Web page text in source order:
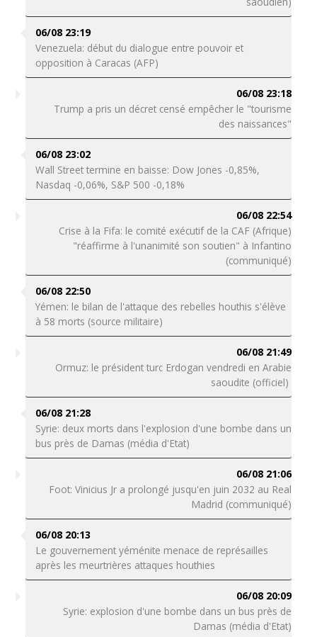
06/08 23:19
Venezuela: début du dialogue entre pouvoir et
opposition à Caracas (AFP)
06/08 23:18
Trump a pris un décret censé empêcher le "tourisme
des naissances"
06/08 23:02
Wall Street termine en baisse: Dow Jones -0,85%,
Nasdaq -0,06%, S&P 500 -0,18%
06/08 22:54
Crise à la Fifa: le comité exécutif de la CAF (Afrique)
"réaffirme à l'unanimité son soutien" à Infantino
(communiqué)
06/08 22:50
Yémen: le bilan de l'attaque des rebelles houthis s'élève
à 58 morts (source militaire)
06/08 21:49
Ormuz: le président turc Erdogan vendredi en Arabie
saoudite (officiel)
06/08 21:28
Syrie: deux morts dans l'explosion d'une bombe dans un
bus près de Damas (média d'Etat)
06/08 21:06
Foot: Vinicius Jr a prolongé jusqu'en juin 2032 au Real
Madrid (communiqué)
06/08 20:13
Le gouvernement yéménite menace de représailles
après les meurtrières attaques houthies
06/08 20:09
Syrie: explosion d'une bombe dans un bus près de
Damas (média d'Etat)